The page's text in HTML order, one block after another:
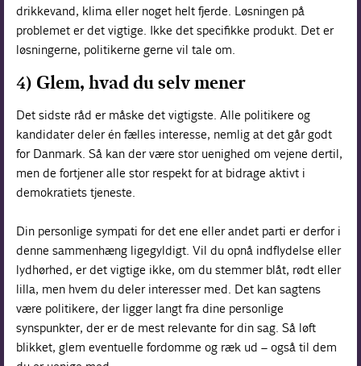
drikkevand, klima eller noget helt fjerde. Løsningen på
problemet er det vigtige. Ikke det specifikke produkt. Det er
løsningerne, politikerne gerne vil tale om.
4) Glem, hvad du selv mener
Det sidste råd er måske det vigtigste. Alle politikere og
kandidater deler én fælles interesse, nemlig at det går godt
for Danmark. Så kan der være stor uenighed om vejene dertil,
men de fortjener alle stor respekt for at bidrage aktivt i
demokratiets tjeneste.
Din personlige sympati for det ene eller andet parti er derfor i
denne sammenhæng ligegyldigt. Vil du opnå indflydelse eller
lydhørhed, er det vigtige ikke, om du stemmer blåt, rødt eller
lilla, men hvem du deler interesser med. Det kan sagtens
være politikere, der ligger langt fra dine personlige
synspunkter, der er de mest relevante for din sag. Så løft
blikket, glem eventuelle fordomme og ræk ud – også til dem